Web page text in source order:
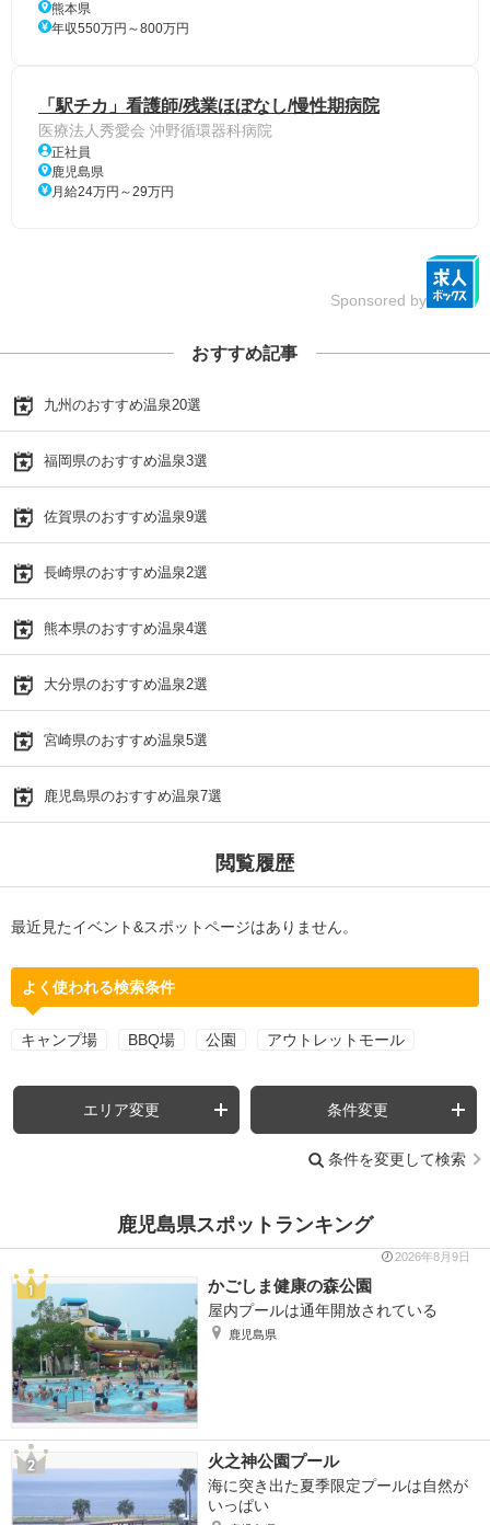
熊本県
年収550万円～800万円
「駅チカ」看護師/残業ほぼなし/慢性期病院
医療法人秀愛会 沖野循環器科病院
正社員
鹿児島県
月給24万円～29万円
Sponsored by
おすすめ記事
九州のおすすめ温泉20選
福岡県のおすすめ温泉3選
佐賀県のおすすめ温泉9選
長崎県のおすすめ温泉2選
熊本県のおすすめ温泉4選
大分県のおすすめ温泉2選
宮崎県のおすすめ温泉5選
鹿児島県のおすすめ温泉7選
閲覧履歴
最近見たイベント&スポットページはありません。
よく使われる検索条件
キャンプ場 BBQ場 公園 アウトレットモール
エリア変更 条件変更
条件を変更して検索
鹿児島県スポットランキング
2026年8月9日
かごしま健康の森公園
屋内プールは通年開放されている
鹿児島県
火之神公園プール
海に突き出た夏季限定プールは自然が
いっぱい